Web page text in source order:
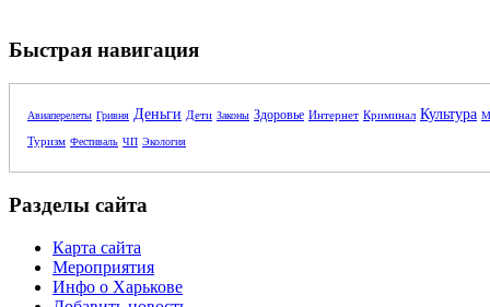
Быстрая навигация
Авиаперелеты Гривня Деньги Дети Законы Здоровье Интернет Криминал Культура
Туризм Фестиваль ЧП Экология
Разделы сайта
Карта сайта
Мероприятия
Инфо о Харькове